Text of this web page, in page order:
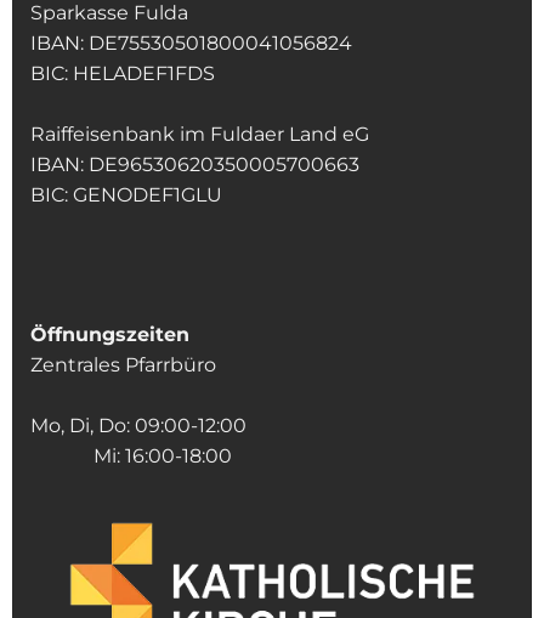
Sparkasse Fulda
IBAN: DE75530501800041056824
BIC: HELADEF1FDS
Raiffeisenbank im Fuldaer Land eG
IBAN: DE96530620350005700663
BIC: GENODEF1GLU
Öffnungszeiten
Zentrales Pfarrbüro
Mo, Di, Do: 09:00-12:00
Mi: 16:00-18:00